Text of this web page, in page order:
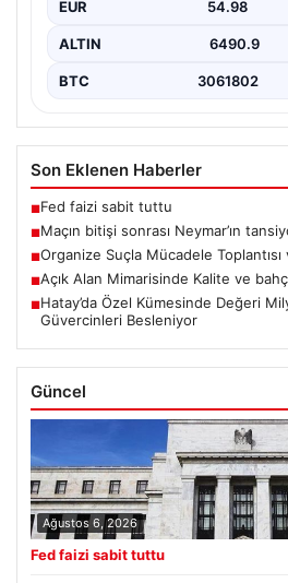
EUR 54.98
ALTIN 6490.9
BTC 3061802
Son Eklenen Haberler
■Fed faizi sabit tuttu
■Maçın bitişi sonrası Neymar’ın
■Organize Suçla Mücadele
■Açık Alan Mimarisinde Kalite ve
■Hatay’da Özel Kümesinde Değeri
Güvercinleri Besleniyor
Güncel
Ağustos 6, 2026
Fed faizi sabit tuttu